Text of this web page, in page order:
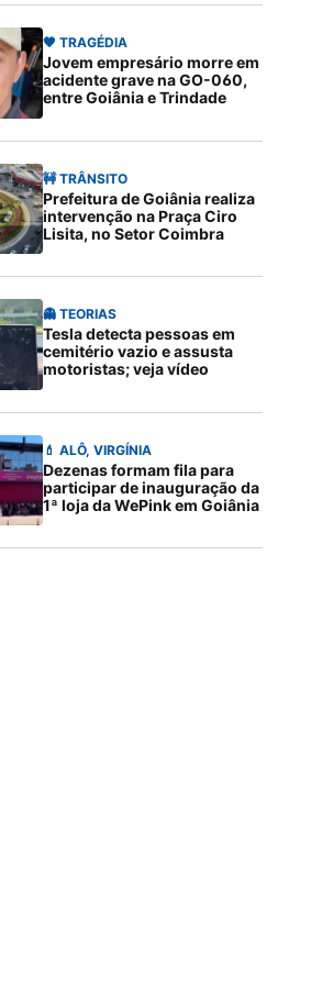
🖤 TRAGÉDIA
Jovem empresário morre em
acidente grave na GO-060,
entre Goiânia e Trindade
🚧 TRÂNSITO
Prefeitura de Goiânia realiza
intervenção na Praça Ciro
Lisita, no Setor Coimbra
👻 TEORIAS
Tesla detecta pessoas em
cemitério vazio e assusta
motoristas; veja vídeo
💄 ALÔ, VIRGÍNIA
Dezenas formam fila para
participar de inauguração da
1ª loja da WePink em Goiânia